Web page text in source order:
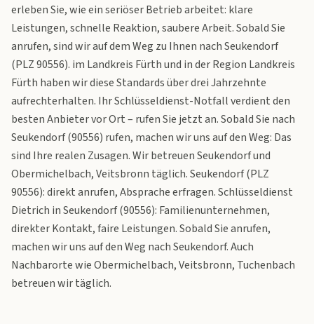
erleben Sie, wie ein seriöser Betrieb arbeitet: klare
Leistungen, schnelle Reaktion, saubere Arbeit. Sobald Sie
anrufen, sind wir auf dem Weg zu Ihnen nach Seukendorf
(PLZ 90556). im Landkreis Fürth und in der Region Landkreis
Fürth haben wir diese Standards über drei Jahrzehnte
aufrechterhalten. Ihr Schlüsseldienst-Notfall verdient den
besten Anbieter vor Ort – rufen Sie jetzt an. Sobald Sie nach
Seukendorf (90556) rufen, machen wir uns auf den Weg: Das
sind Ihre realen Zusagen. Wir betreuen Seukendorf und
Obermichelbach, Veitsbronn täglich. Seukendorf (PLZ
90556): direkt anrufen, Absprache erfragen. Schlüsseldienst
Dietrich in Seukendorf (90556): Familienunternehmen,
direkter Kontakt, faire Leistungen. Sobald Sie anrufen,
machen wir uns auf den Weg nach Seukendorf. Auch
Nachbarorte wie Obermichelbach, Veitsbronn, Tuchenbach
betreuen wir täglich.